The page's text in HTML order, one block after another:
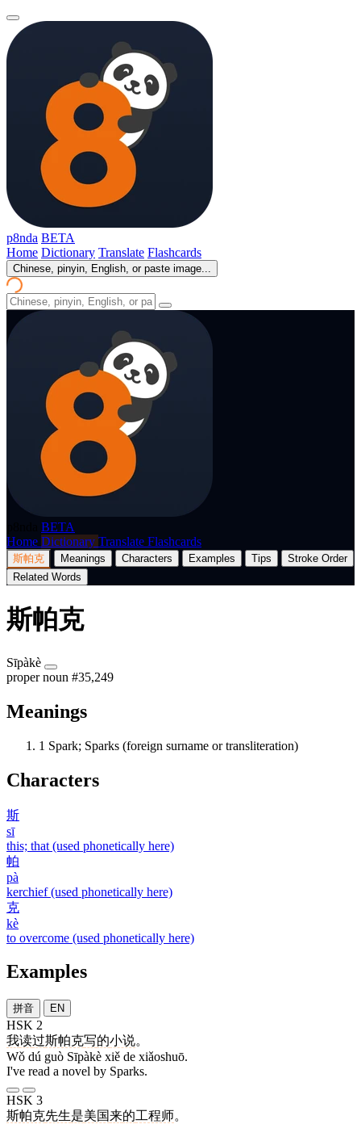
p8nda BETA
Home Dictionary Translate Flashcards
Chinese, pinyin, English, or paste image...
BETA
Home Dictionary Translate Flashcards
斯帕克 Meanings Characters Examples Tips
Stroke Order
Related Words
斯帕克
Sīpàkè
proper noun #35,249
Meanings
1 Spark; Sparks (foreign surname or transliteration)
Characters
斯
sī
this; that (used phonetically here)
帕
pà
kerchief (used phonetically here)
克
kè
to overcome (used phonetically here)
Examples
拼音 EN
HSK 2
我读过斯帕克写的小说。
Wǒ dú guò Sīpàkè xiě de xiǎoshuō.
I've read a novel by Sparks.
HSK 3
斯帕克先生是美国来的工程师。